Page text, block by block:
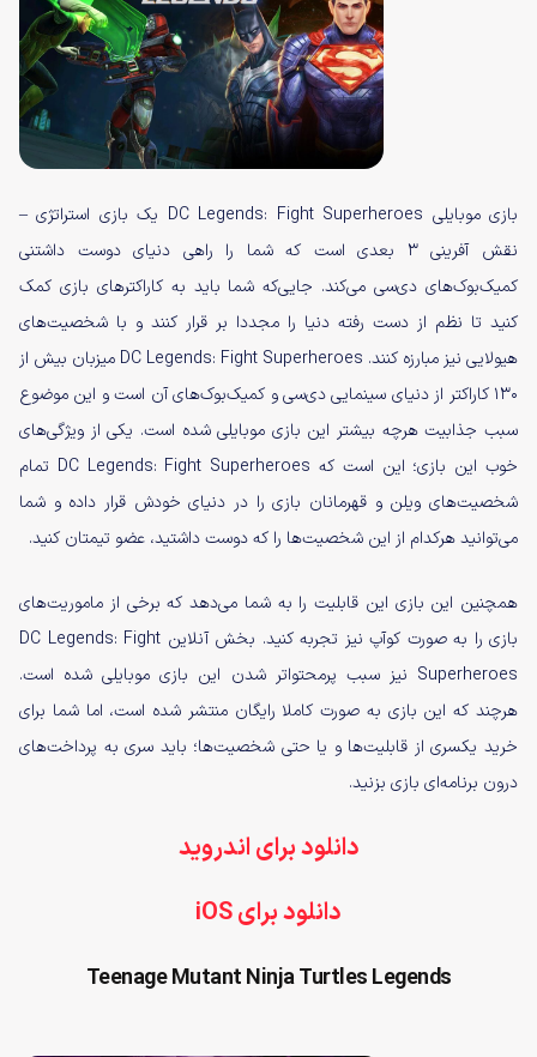
بازی موبایلی DC Legends: Fight Superheroes یک بازی استراتژی –
نقش آفرینی ۳ بعدی است که شما را راهی دنیای دوست داشتنی
کمیک‌بوک‌های دی‌سی می‌کند. جایی‌که شما باید به کاراکترهای بازی کمک
کنید تا نظم از دست رفته دنیا را مجددا بر قرار کنند و با شخصیت‌های
هیولایی نیز مبارزه کنند. DC Legends: Fight Superheroes میزبان بیش از
۱۳۰ کاراکتر از دنیای سینمایی دی‌سی و کمیک‌بوک‌های آن است و این موضوع
سبب جذابیت هرچه بیشتر این بازی موبایلی شده است. یکی از ویژگی‌های
خوب این بازی؛ این است که DC Legends: Fight Superheroes تمام
شخصیت‌های ویلن و قهرمانان بازی را در دنیای خودش قرار داده و شما
می‌توانید هرکدام از این شخصیت‌ها را که دوست داشتید، عضو تیمتان کنید.
همچنین این بازی این قابلیت را به شما می‌دهد که برخی از ماموریت‌های
بازی را به صورت کوآپ نیز تجربه کنید. بخش آنلاین DC Legends: Fight
Superheroes نیز سبب پرمحتواتر شدن این بازی موبایلی شده است.
هرچند که این بازی به صورت کاملا رایگان منتشر شده است، اما شما برای
خرید یکسری از قابلیت‌ها و یا حتی شخصیت‌ها؛ باید سری به پرداخت‌های
درون برنامه‌ای بازی بزنید.
دانلود برای اندروید
دانلود برای iOS
Teenage Mutant Ninja Turtles Legends